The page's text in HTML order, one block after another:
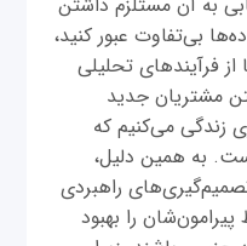
بی‌تفاوت عبور کنید،
از فرآیند‌های تحلیلی
مشتریان جدید
زندگی می‌کنیم که
به همین دلیل،
راهبردی
را بهبود